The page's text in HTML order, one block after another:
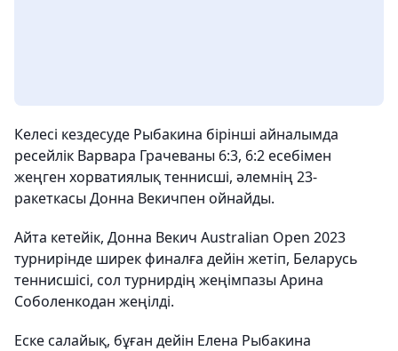
Келесі кездесуде Рыбакина бірінші айналымда
ресейлік Варвара Грачеваны 6:3, 6:2 есебімен
жеңген хорватиялық теннисші, әлемнің 23-
ракеткасы Донна Векичпен ойнайды.
Айта кетейік, Донна Векич Australian Open 2023
турнирінде ширек финалға дейін жетіп, Беларусь
теннисшісі, сол турнирдің жеңімпазы Арина
Соболенкодан жеңілді.
Еске салайық, бұған дейін Елена Рыбакина